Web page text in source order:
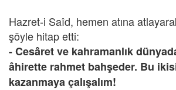
Hazret-i Saîd, hemen atına
şöyle hitap etti:
- Cesâret ve kahramanlık
âhirette rahmet bahşeder. Bu
kazanmaya çalışalım!